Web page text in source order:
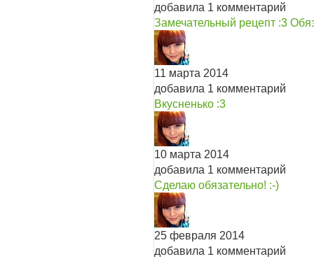
добавила 1 комментарий
Замечательный рецепт :3
11 марта 2014
добавила 1 комментарий
Вкусненько :3
10 марта 2014
добавила 1 комментарий
Сделаю обязательно! :-)
25 февраля 2014
добавила 1 комментарий